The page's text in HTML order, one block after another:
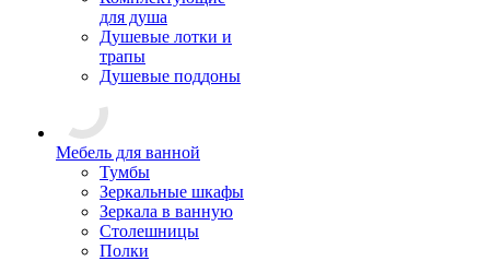
для душа
Душевые лотки и
трапы
Душевые поддоны
Мебель для ванной
Тумбы
Зеркальные шкафы
Зеркала в ванную
Столешницы
Полки